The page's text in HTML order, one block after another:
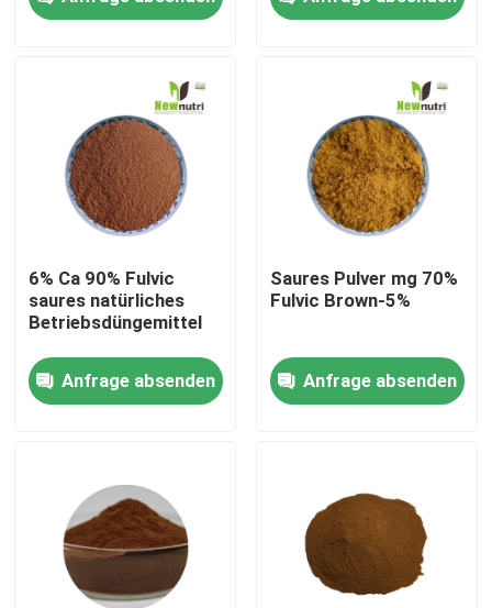
Produkte
Aminosäure-organisches Düngemittel
Stickstoff-organisches Düngemittel
Meerespflanzen-Auszug-Pulver-Düngemittel
Saures Pulver Fulvic
6% Ca 90% Fulvic
saures natürliches
Betriebsdüngemittel
Anfrage absenden
Saures Pulver mg 70%
Fulvic Brown-5%
Anfrage absenden